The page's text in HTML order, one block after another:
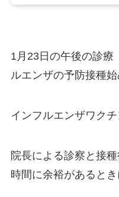
1月23日の午後の診療
ルエンザの予防接種始
インフルエンザワク
院長による診察と接
時間に余裕があるとき